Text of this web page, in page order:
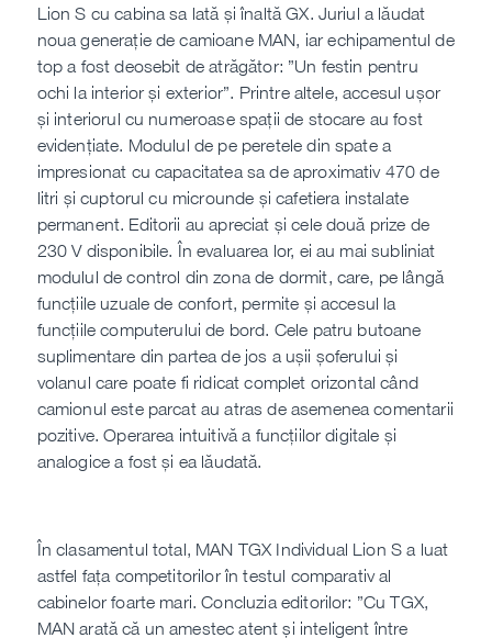
Lion S cu cabina sa lată și înaltă GX. Juriul a lăudat
noua generație de camioane MAN, iar echipamentul de
top a fost deosebit de atrăgător: ”Un festin pentru
ochi la interior și exterior”. Printre altele, accesul ușor
și interiorul cu numeroase spații de stocare au fost
evidențiate. Modulul de pe peretele din spate a
impresionat cu capacitatea sa de aproximativ 470 de
litri și cuptorul cu microunde și cafetiera instalate
permanent. Editorii au apreciat și cele două prize de
230 V disponibile. În evaluarea lor, ei au mai subliniat
modulul de control din zona de dormit, care, pe lângă
funcțiile uzuale de confort, permite și accesul la
funcțiile computerului de bord. Cele patru butoane
suplimentare din partea de jos a ușii șoferului și
volanul care poate fi ridicat complet orizontal când
camionul este parcat au atras de asemenea comentarii
pozitive. Operarea intuitivă a funcțiilor digitale și
analogice a fost și ea lăudată.
În clasamentul total, MAN TGX Individual Lion S a luat
astfel fața competitorilor în testul comparativ al
cabinelor foarte mari. Concluzia editorilor: ”Cu TGX,
MAN arată că un amestec atent și inteligent între